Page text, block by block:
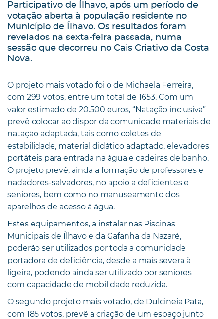
Participativo de Ílhavo, após um período de
votação aberta à população residente no
Município de Ílhavo. Os resultados foram
revelados na sexta-feira passada, numa
sessão que decorreu no Cais Criativo da Costa
Nova.
O projeto mais votado foi o de Michaela Ferreira,
com 299 votos, entre um total de 1653. Com um
valor estimado de 20.500 euros, “Natação inclusiva”
prevê colocar ao dispor da comunidade materiais de
natação adaptada, tais como coletes de
estabilidade, material didático adaptado, elevadores
portáteis para entrada na água e cadeiras de banho.
O projeto prevê, ainda a formação de professores e
nadadores-salvadores, no apoio a deficientes e
seniores, bem como no manuseamento dos
aparelhos de acesso à água.
Estes equipamentos, a instalar nas Piscinas
Municipais de Ílhavo e da Gafanha da Nazaré,
poderão ser utilizados por toda a comunidade
portadora de deficiência, desde a mais severa à
ligeira, podendo ainda ser utilizado por seniores
com capacidade de mobilidade reduzida.
O segundo projeto mais votado, de Dulcineia Pata,
com 185 votos, prevê a criação de um espaço junto